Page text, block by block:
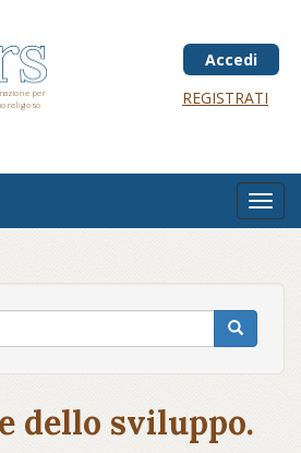
per
religioso
Accedi
REGISTRATI
dello sviluppo.